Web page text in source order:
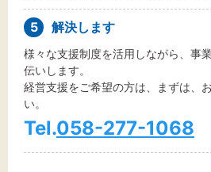
5 解決します
様々な支援制度を活用しながら、事
伝いします。
経営支援をご希望の方は、まずは、
い。
Tel.058-277-1068